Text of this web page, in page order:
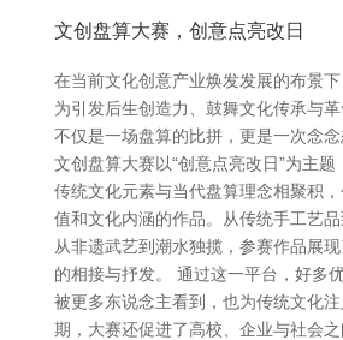
文创盘算大赛，创意点亮改日
在当前文化创意产业焕发发展的布景
为引发后生创造力、鼓舞文化传承与
不仅是一场盘算的比拼，更是一次念念
文创盘算大赛以“创意点亮改日”为主
传统文化元素与当代盘算理念相聚积
值和文化内涵的作品。从传统手工艺品
从非遗武艺到潮水独揽，参赛作品展
的相接与抒发。 通过这一平台，好多
被更多东说念主看到，也为传统文化
期，大赛还促进了高校、企业与社会